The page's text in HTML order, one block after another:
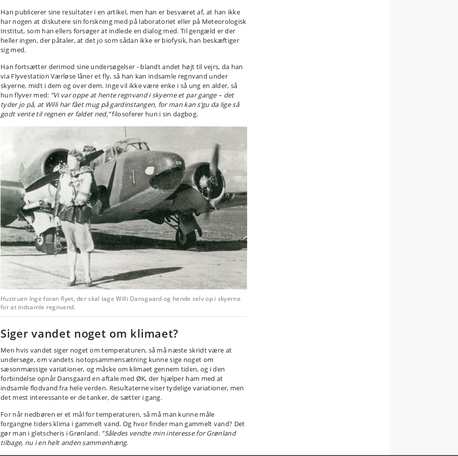
Han publicerer sine resultater i en artikel, men han er besværet af, at han ikke
har nogen at diskutere sin forskning med på laboratoriet eller på Meteorologisk
Institut, som han ellers forsøger at indlede en dialog med. Til gengæld er der
heller ingen, der påtaler, at det jo som sådan ikke er biofysik, han beskæftiger
sig med.
Han fortsætter derimod sine undersøgelser - blandt andet højt til vejrs, da han
via Flyvestation Værløse låner et fly, så han kan indsamle regnvand under
skyerne, midt i dem og over dem. Inge vil ikke være enke i så ung en alder, så
hun flyver med: ”Vi var oppe at hente regnvand i skyerne et par gange – det
tyder jo på, at Willi har fået mug på gardinstangen, for man kan s’gu da lige så
godt vente til regnen er faldet ned,”filosoferer hun i sin dagbog.
Hustruen Inge foran flyet, der skal tage Willi Dansgaard og hende selv op i skyerne
for at indsamle regnvand.
Siger vandet noget om klimaet?
Men hvis vandet siger noget om temperaturen, så må næste skridt være at
undersøge, om vandets isotopsammensætning kunne sige noget om
sæsonmæssige variationer, og måske om klimaet gennem tiden, og i den
forbindelse opnår Dansgaard en aftale med ØK, der hjælper ham med at
indsamle flodvand fra hele verden. Resultaterne viser tydelige variationer, men
det mest interessante er de tanker, de sætter i gang.
For når nedbøren er et mål for temperaturen, så må man kunne måle
forgangne tiders klima i gammelt vand. Og hvor finder man gammelt vand? Det
gør man i gletscheris i Grønland. ”Således vendte min interesse for Grønland
tilbage, nu i en helt anden sammenhæng.